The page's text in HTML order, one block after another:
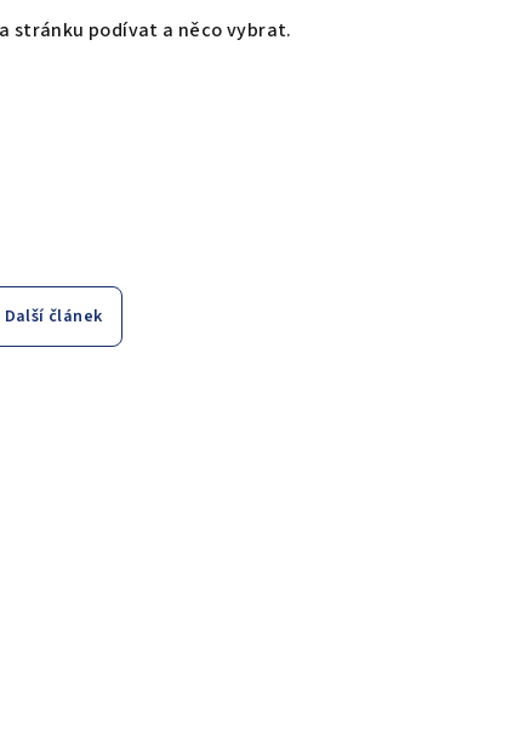
stránku podívat a něco vybrat.
Další článek